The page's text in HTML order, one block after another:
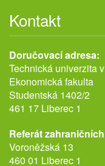
Kontakt
Doručovací adresa:
Technická univerzita
Ekonomická fakulta
Studentská 1402/2
461 17 Liberec 1
Referát
Voroněžská 13
460 01 Liberec 1